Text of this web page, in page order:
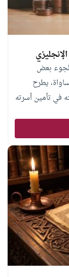
لجوء بعض
يطرح
في تأمين أسرته